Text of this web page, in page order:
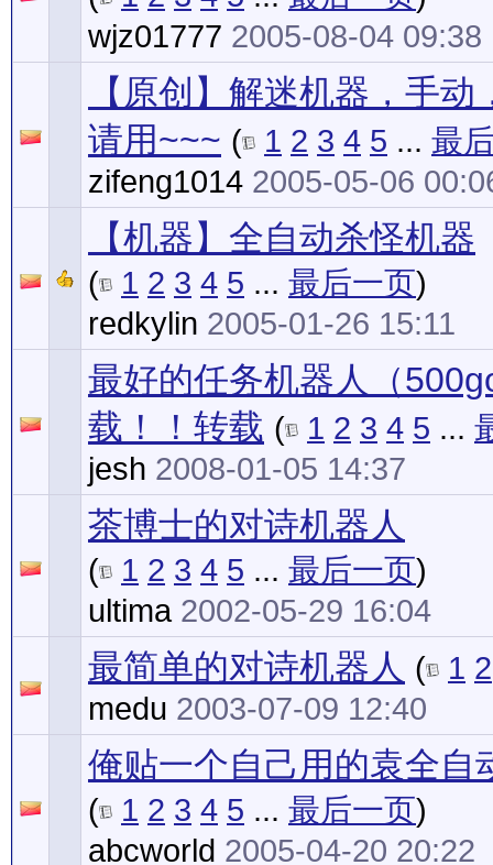
wjz01777 2005-08-04 09:38
【原创】解迷机器，手
请用~~~ ( 1 2 3 4 5 ... 最
zifeng1014 2005-05-06
【机器】全自动杀怪机器
( 1 2 3 4 5 ... 最后一页)
redkylin 2005-01-26 15:11
最好的任务机器人（
载！！转载 ( 1 2 3 4 5 ...
jesh 2008-01-05 14:37
茶博士的对诗机器人
( 1 2 3 4 5 ... 最后一页)
ultima 2002-05-29 16:04
最简单的对诗机器人 ( 1 2
medu 2003-07-09 12:40
俺贴一个自己用的袁全自
( 1 2 3 4 5 ... 最后一页)
abcworld 2005-04-20 20:22